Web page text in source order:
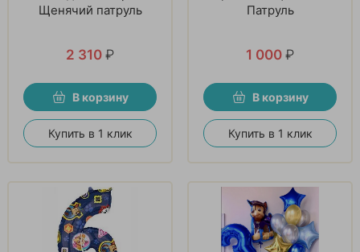
Щенячий патруль
2 310 ₽
В корзину
Купить в 1 клик
Патруль
1 000 ₽
В корзину
Купить в 1 клик